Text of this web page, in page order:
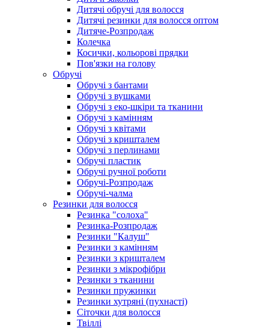
Дитячі обручі для волосся
Дитячі резинки для волосся оптом
Дитяче-Розпродаж
Колечка
Косички, кольорові прядки
Пов'язки на голову
Обручі
Обручі з бантами
Обручі з вушками
Обручі з еко-шкіри та тканини
Обручі з камінням
Обручі з квітами
Обручі з кришталем
Обручі з перлинами
Обручі пластик
Обручі ручної роботи
Обручі-Розпродаж
Обручі-чалма
Резинки для волосся
Резинка "солоха"
Резинка-Розпродаж
Резинки "Калуш"
Резинки з камінням
Резинки з кришталем
Резинки з мікрофібри
Резинки з тканини
Резинки пружинки
Резинки хутряні (пухнасті)
Сіточки для волосся
Твіллі